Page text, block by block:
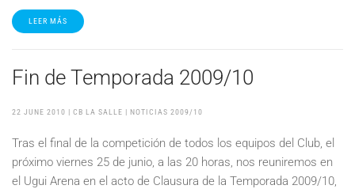
LEER MÁS
Fin de Temporada 2009/10
22 JUNE 2010 | CB LA SALLE | NOTICIAS 2009/10
Tras el final de la competición de todos los equipos del Club, el
próximo viernes 25 de junio, a las 20 horas, nos reuniremos en
el Ugui Arena en el acto de Clausura de la Temporada 2009/10,